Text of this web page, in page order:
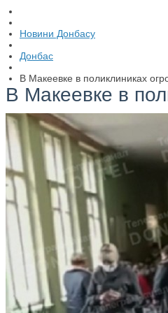
Новини Донбасу
Донбас
В Макеевке в поликлиниках
В Макеевке в